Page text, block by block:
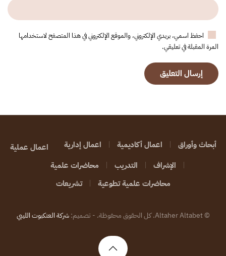
احفظ اسمي، بريدي الإلكتروني، والموقع الإلكتروني في هذا المتصفح لاستخدامها
المرة المقبلة في تعليقي.
إرسال التعليق
أبحاث وأوراق اعمال أكاديمية اعمال إدارية
اعمال عملية
الإشراف
التدريب
محاضرات علمية
محاضرات علمية تطوعية
تشريعات
©Altaher Altabet. كل الحقوق محفوظة. - تصميم: شركة العنكبوت الليبي